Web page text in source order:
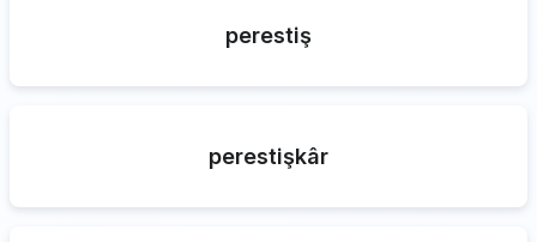
perestiş
perestişkâr